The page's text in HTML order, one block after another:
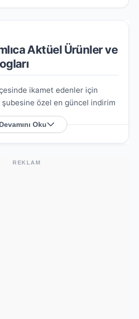
Aktüel Ürünler ve
ikamet edenler için
şubesine özel en güncel indirim
ürün fırsatlarını bu sayfada
Devamını Oku
REKLAM